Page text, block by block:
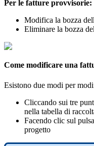
Per le fatture provvisorie:
Modifica la bozza
Eliminare la bozza
Come modificare una
Esistono due modi per
Cliccando sui tre
nella tabella di
Facendo clic sul
progetto